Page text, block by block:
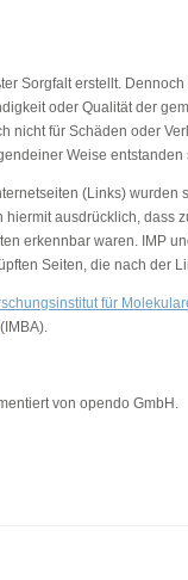
Sorgfalt erstellt.
oder Qualität der
nicht für Schäden oder
Weise entstanden
(Links) wurden
ausdrücklich, dass
erkennbar waren. IMP
Seiten, die nach der
für
(IMBA).
von opendo GmbH.